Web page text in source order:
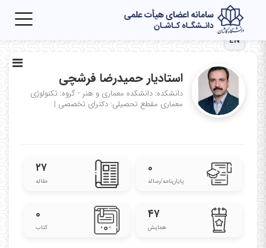
EN
استادیار حمیدرضا فرشچی
دانشکده: دانشکده معماری و هنر - گروه: تکنولوژی
معماری مقطع تحصیلی: دکترای تخصصی |
۰
پایان‌نامه‌/رساله
۲۷
مقاله
۴۷
همایش
۰
کتاب